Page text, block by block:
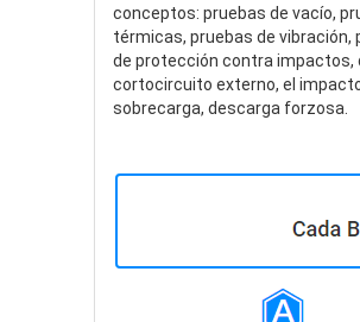
conceptos: pruebas de vacío,
térmicas, pruebas de vibración,
de protección contra impactos,
cortocircuito externo, el
sobrecarga, descarga forzosa.